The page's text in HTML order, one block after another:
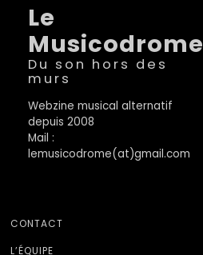
Le
Musicodrome
Du son hors des
murs
Webzine musical alternatif
depuis 2008
Mail :
lemusicodrome(at)gmail.com
CONTACT
L’ÉQUIPE